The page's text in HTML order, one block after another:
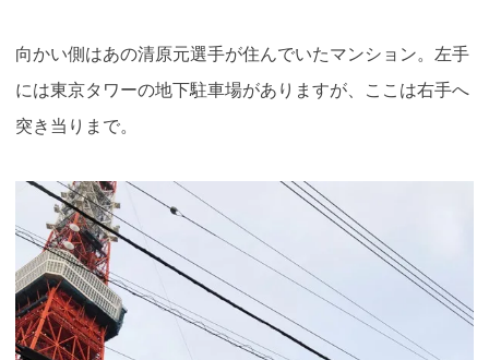
向かい側はあの清原元選手が住んでいたマンション。左手
には東京タワーの地下駐車場がありますが、ここは右手へ
突き当りまで。